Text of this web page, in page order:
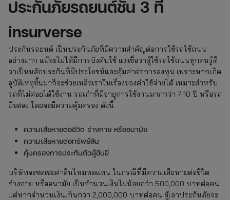
ประกันภัยรถยนต์ชั้น 3 ที่
insurverse
ประกันรถยนต์ เป็นประกันภัยที่มีความสำคัญต่อการใช้รถใช้ถนน
อย่างมาก แม้จะไม่ได้มีการบังคับใช้ แต่เชื่อว่าผู้ใช้รถใช้ถนนทุกคนรู้ดี
ว่าเป็นหลักประกันที่มีประโยชน์และคุ้มค่าต่อการลงทุน เพราะหากเกิด
อุบัติเหตุขึ้นมาก็จะช่วยเหลือเราในเรื่องของค่าใช้จ่ายได้ เหมาะสำหรับ
รถที่ไม่ค่อยได้ใช้งาน รถเก่าที่มีอายุการใช้งานมากกว่า 7-10 ปี หรือรถ
มือสอง โดยจะมีความคุ้มครอง ดังนี้
ความเสียหายต่อชีวิต ร่างกาย หรืออนามัย
ความเสียหายต่อทรัพย์สิน
คุ้มครองการประกันตัวผู้ขับขี่
บริษัทจะชดเชยค่าสินไหมทดแทน ในกรณีที่มีความเสียหายต่อชีวิต
ร่างกาย หรืออนามัย เป็นจำนวนเงินไม่น้อยกว่า 500,000 บาทต่อคน
แต่หากจำนวนเงินเกินกว่า 2,000,000 บาทต่อคน ผู้เอาประกันภัยจะ